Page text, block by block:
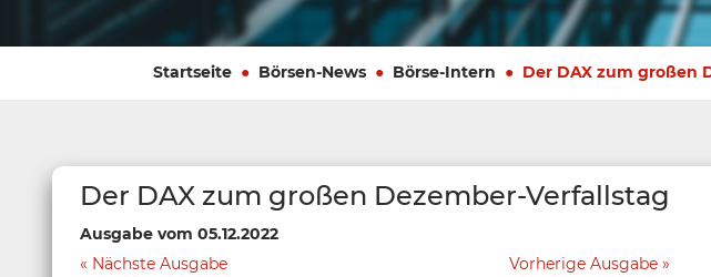
Startseite Börsen-News Börse-Intern Der DAX zum großen
Der DAX zum großen Dezember-Verfallstag
Ausgabe vom 05.12.2022
Nächste Ausgabe
Vorherige Ausgabe